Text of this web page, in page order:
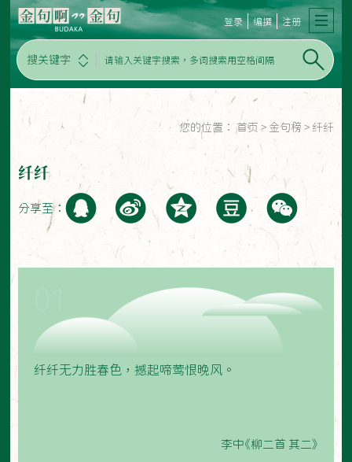
搜关键字
登录 编撰 注册
您的位置： 首页 > 金句榜 > 纤纤
纤纤
分享至：
纤纤无力胜春色，撼起啼莺恨晚风。
李中《柳二首 其二》